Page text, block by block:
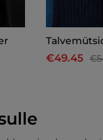
€49.45